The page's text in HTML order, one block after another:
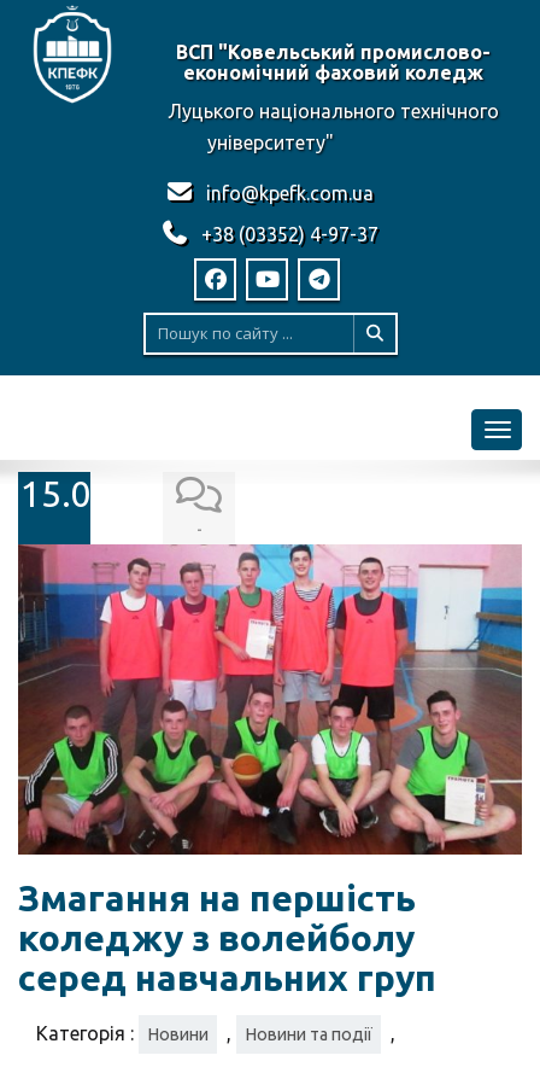
ВСП "Ковельський промислово-
економічний фаховий коледж
Луцького національного технічного
університету"
info@kpefk.com.ua
+38 (03352) 4-97-37
15.04.2019
-
Змагання на першість
коледжу з волейболу
серед навчальних груп
Категорія : Новини , Новини та події ,